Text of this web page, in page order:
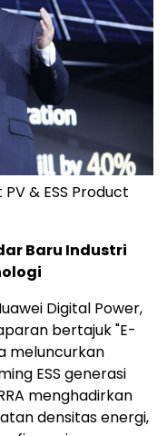
& ESS Product
Baru Industri
Digital Power,
bertajuk "E-
meluncurkan
ESS generasi
menghadirkan
densitas energi,